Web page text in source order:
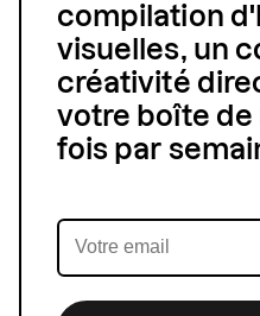
compilation
visuelles, un
créativité
votre boîte
fois par